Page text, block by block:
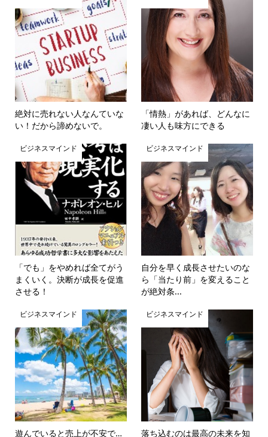
絶対に売れない人なんていな
い！だから諦めないで。
「情熱」があれば、どんなに
凄い人も味方にできる
ビジネスマインド
「でも」をやめれば全てがう
まくいく。決断が成長を促進
させる！
ビジネスマインド
自分を早く成長させたいのな
ら「当たり前」を変えること
が絶対条...
ビジネスマインド
遊んでいると売上が不安で…
ビジネスマインド
落ち込むのは最高の未来を知